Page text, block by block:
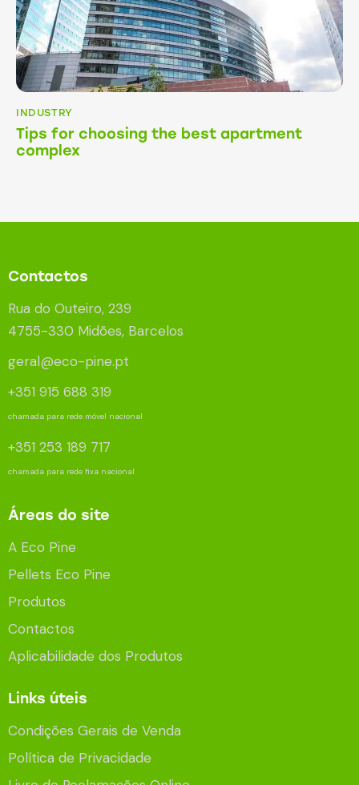
INDUSTRY
Tips for choosing the best apartment
complex
Contactos
Rua do Outeiro, 239
4755-330 Midões, Barcelos
geral@eco-pine.pt
+351 915 688 319
chamada para rede móvel nacional
+351 253 189 717
chamada para rede fixa nacional
Áreas do site
A Eco Pine
Pellets Eco Pine
Produtos
Contactos
Aplicabilidade dos Produtos
Links úteis
Condições Gerais de Venda
Política de Privacidade